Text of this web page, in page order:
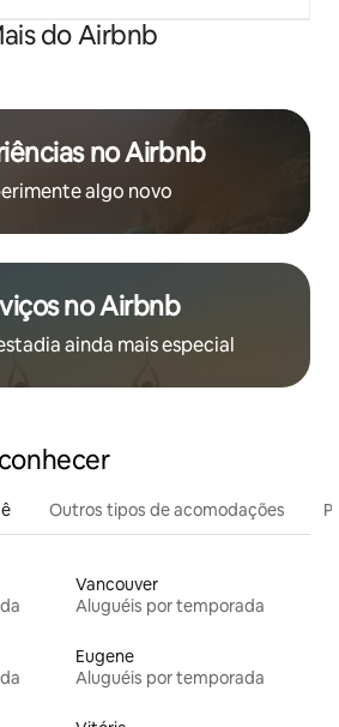
do Airbnb
no Airbnb
algo novo
no Airbnb
ainda mais especial
Outros tipos de acomodações
Vancouver
Aluguéis por temporada
Eugene
Aluguéis por temporada